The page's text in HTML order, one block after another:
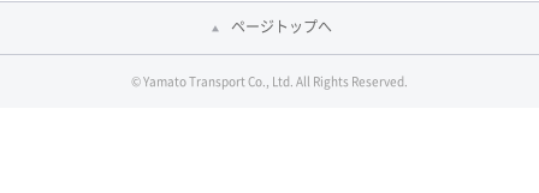
ページトップへ
© Yamato Transport Co., Ltd. All Rights Reserved.